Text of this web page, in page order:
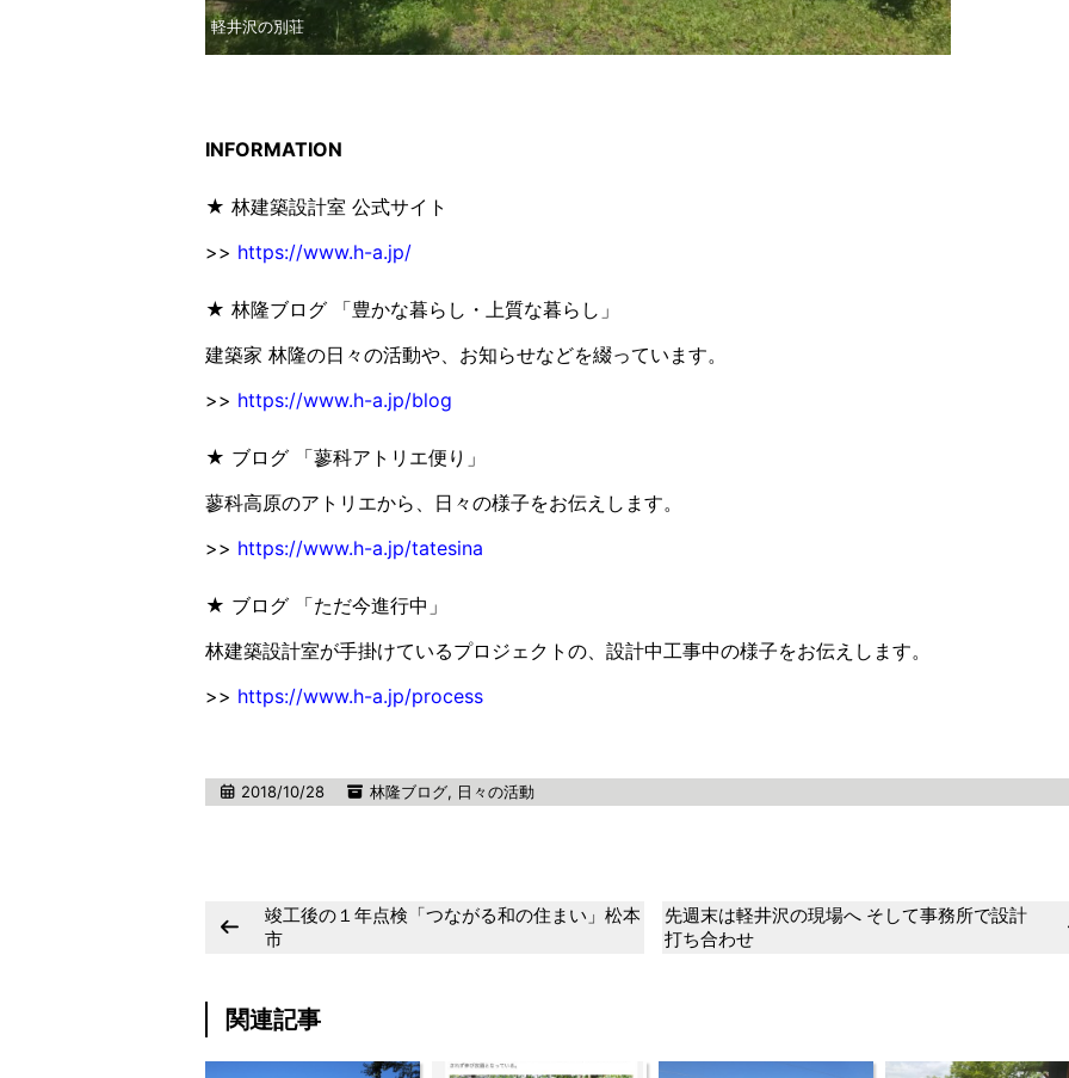
軽井沢の別荘
INFORMATION
★ 林建築設計室 公式サイト
>> https://www.h-a.jp/
★ 林隆ブログ 「豊かな暮らし・上質な暮らし」
建築家 林隆の日々の活動や、お知らせなどを綴っています。
>> https://www.h-a.jp/blog
★ ブログ 「蓼科アトリエ便り」
蓼科高原のアトリエから、日々の様子をお伝えします。
>> https://www.h-a.jp/tatesina
★ ブログ 「ただ今進行中」
林建築設計室が手掛けているプロジェクトの、設計中工事中の様子をお伝えします。
>> https://www.h-a.jp/process
2018/10/28 林隆ブログ, 日々の活動
竣工後の１年点検「つながる和の住まい」松本
市
先週末は軽井沢の現場へ そして事務所で設計
打ち合わせ
関連記事